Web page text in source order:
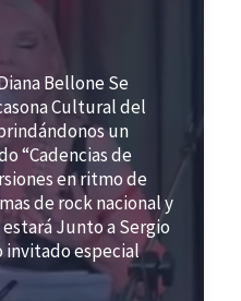
Bellone Se
Cultural del
un
“Cadencias de
en ritmo de
de rock nacional y
Junto a Sergio
invitado especial